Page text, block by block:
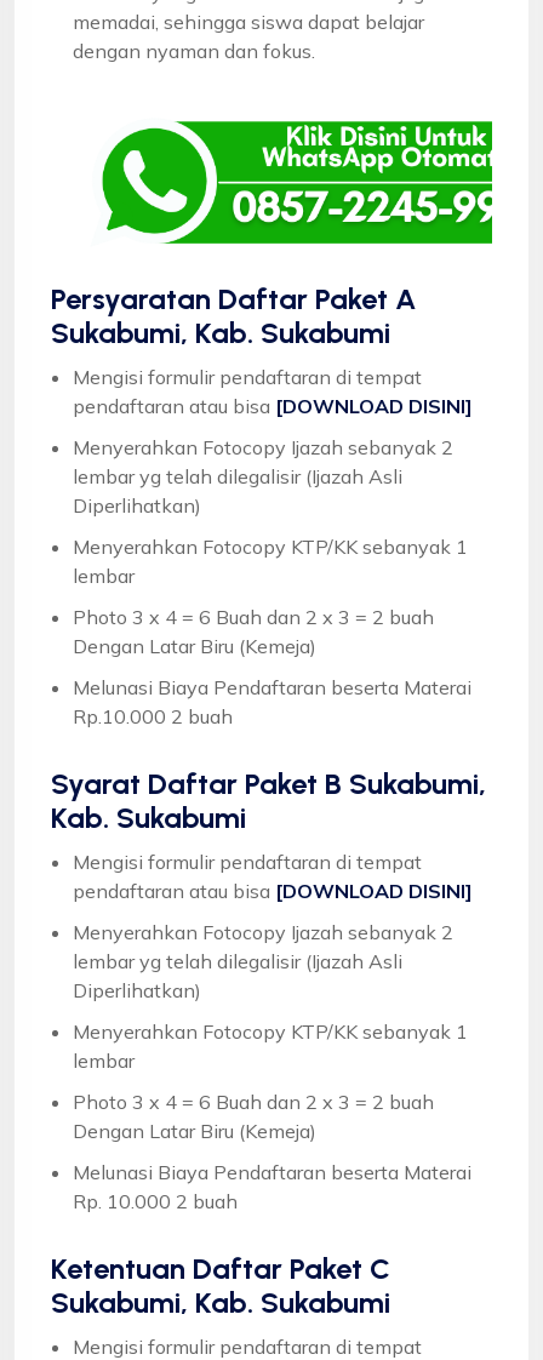
memadai, sehingga siswa dapat belajar
dengan nyaman dan fokus.
Persyaratan Daftar Paket A
Sukabumi, Kab. Sukabumi
Mengisi formulir pendaftaran di tempat
pendaftaran atau bisa [DOWNLOAD DISINI]
Menyerahkan Fotocopy Ijazah sebanyak 2
lembar yg telah dilegalisir (Ijazah Asli
Diperlihatkan)
Menyerahkan Fotocopy KTP/KK sebanyak 1
lembar
Photo 3 x 4 = 6 Buah dan 2 x 3 = 2 buah
Dengan Latar Biru (Kemeja)
Melunasi Biaya Pendaftaran beserta Materai
Rp.10.000 2 buah
Syarat Daftar Paket B Sukabumi,
Kab. Sukabumi
Mengisi formulir pendaftaran di tempat
pendaftaran atau bisa [DOWNLOAD DISINI]
Menyerahkan Fotocopy Ijazah sebanyak 2
lembar yg telah dilegalisir (Ijazah Asli
Diperlihatkan)
Menyerahkan Fotocopy KTP/KK sebanyak 1
lembar
Photo 3 x 4 = 6 Buah dan 2 x 3 = 2 buah
Dengan Latar Biru (Kemeja)
Melunasi Biaya Pendaftaran beserta Materai
Rp. 10.000 2 buah
Ketentuan Daftar Paket C
Sukabumi, Kab. Sukabumi
Mengisi formulir pendaftaran di tempat